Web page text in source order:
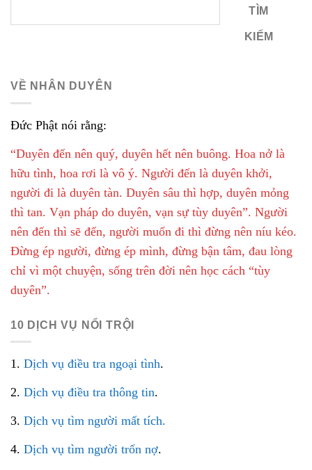
TÌM
KIẾM
VỀ NHÂN DUYÊN
Đức Phật nói rằng:
“Duyên đến nên quý, duyên hết nên buông. Hoa nở là
hữu tình, hoa rơi là vô ý. Người đến là duyên khởi,
người đi là duyên tàn. Duyên sâu thì hợp, duyên mỏng
thì tan. Vạn pháp do duyên, vạn sự tùy duyên”. Người
nên đến thì sẽ đến, người muốn đi thì đừng nên níu kéo.
Đừng ép người, đừng ép mình, đừng bận tâm, đau lòng
chỉ vì một chuyện, sống trên đời nên học cách “tùy
duyên”.
10 DỊCH VỤ NỔI TRỘI
1. Dịch vụ điều tra ngoại tình.
2. Dịch vụ điều tra thông tin.
3. Dịch vụ tìm người mất tích.
4. Dịch vụ tìm người trốn nợ.